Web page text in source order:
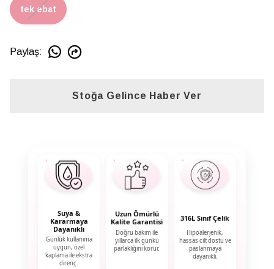
tek ebat
Paylaş:
Stoğa Gelince Haber Ver
Suya &
Kararmaya
Dayanıklı
Günlük kullanıma
uygun, özel
kaplama ile ekstra
direnç.
Uzun Ömürlü
Kalite Garantisi
Doğru bakım ile
yıllarca ilk günkü
parlaklığını korur.
316L Sınıf Çelik
Hipoalerjenik,
hassas cilt dostu ve
paslanmaya
dayanıklı.